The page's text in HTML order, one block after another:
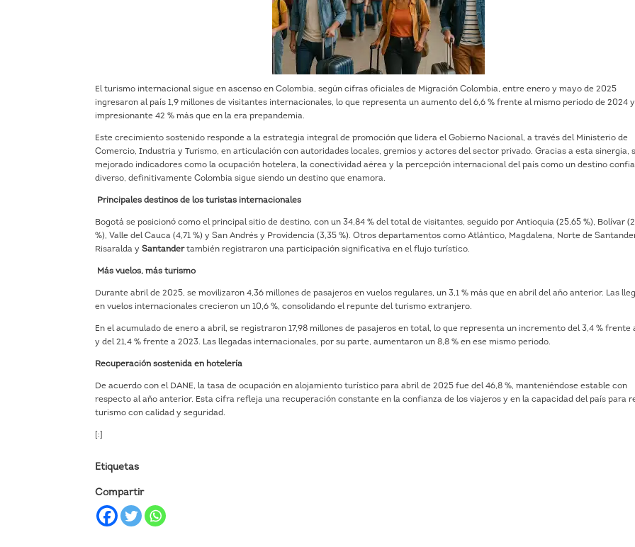
El turismo internacional sigue en ascenso en Colombia, según cifras oficiales de Migración Colombia, entre enero y mayo de 2025
ingresaron al país 1,9 millones de visitantes internacionales, lo que representa un aumento del 6,6 % frente al mismo periodo de 2024
impresionante 42 % más que en la era prepandemia.
Este crecimiento sostenido responde a la estrategia integral de promoción que lidera el Gobierno Nacional, a través del Ministerio de
Comercio, Industria y Turismo, en articulación con autoridades locales, gremios y actores del sector privado. Gracias a esta sinergia,
mejorado indicadores como la ocupación hotelera, la conectividad aérea y la percepción internacional del país como un destino
diverso, definitivamente Colombia sigue siendo un destino que enamora.
Principales destinos de los turistas internacionales
Bogotá se posicionó como el principal sitio de destino, con un 34,84 % del total de visitantes, seguido por Antioquia (25,65 %), Bolívar
%), Valle del Cauca (4,71 %) y San Andrés y Providencia (3,35 %). Otros departamentos como Atlántico, Magdalena, Norte de
Risaralda ySantandertambién registraron una participación significativa en el flujo turístico.
Más vuelos, más turismo
Durante abril de 2025, se movilizaron 4,36 millones de pasajeros en vuelos regulares, un 3,1 % más que en abril del año anterior. Las
en vuelos internacionales crecieron un 10,6 %, consolidando el repunte del turismo extranjero.
En el acumulado de enero a abril, se registraron 17,98 millones de pasajeros en total, lo que representa un incremento del 3,4 % frente
y del 21,4 % frente a 2023. Las llegadas internacionales, por su parte, aumentaron un 8,8 % en ese mismo periodo.
Recuperación sostenida en hotelería
De acuerdo con el DANE, la tasa de ocupación en alojamiento turístico para abril de 2025 fue del 46,8 %, manteniéndose estable con
respecto al año anterior. Esta cifra refleja una recuperación constante en la confianza de los viajeros y en la capacidad del país para
turismo con calidad y seguridad.
[:]
Etiquetas
Compartir